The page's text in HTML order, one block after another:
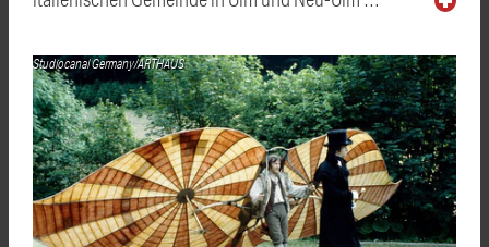
Studiocanal Germany/ARTHAUS